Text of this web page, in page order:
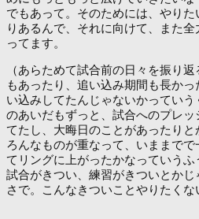
でもあって。そのためには、やり
りあるんで、それに向けて、また
ってます。
（あらためて試合前の日々を振り
もあったり、追い込み期間も長か
い込みしてたんじゃないかってい
のあいだもずっと、試合へのプレ
てたし、大晦日のことがあったり
ろんなものが重なって、いままで
てリングに上がったかなっていうふ
試合がきつい、練習がきついとか
さで。こんなきついことやりたくな